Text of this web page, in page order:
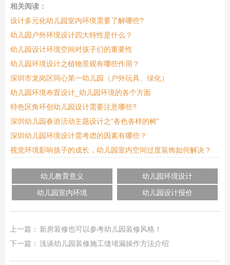
相关阅读：
设计多元化幼儿园室内环境需要了解哪些?
幼儿园户外环境设计四大特性是什么？
幼儿园设计环境空间对孩子们的重要性
幼儿园环境设计之植物景观有哪些作用？
深圳市龙岗区同心第一幼儿园（户外玩具、绿化）
幼儿园环境布置设计_幼儿园环境的各个方面
特色区角环创幼儿园设计需要注意哪些?
深圳幼儿园春游活动主题设计之“各色各样的树”
深圳幼儿园环境设计需考虑的因素有哪些？
视觉环境影响孩子的成长，幼儿园室内空间过度装饰如何解决？
幼儿教育意义
幼儿园环境设计
幼儿园室内环境
幼儿园设计报价
上一篇： 新房装修也可以参考幼儿园装修风格！
下一篇： 浅谈幼儿园装修施工缝堵漏操作方法介绍